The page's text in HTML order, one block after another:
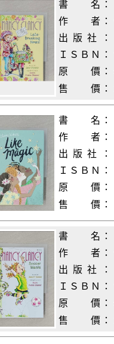
書 名：
作 者：
出 版 社 ：
ＩＳＢＮ：
原 價：
售 價：
書 名：
作 者：
出 版 社 ：
ＩＳＢＮ：
原 價：
售 價：
書 名：
作 者：
出 版 社 ：
ＩＳＢＮ：
原 價：
售 價：